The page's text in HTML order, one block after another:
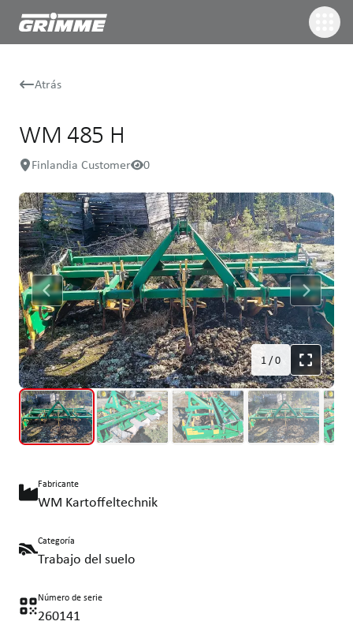
Atrás
WM 485 H
Finlandia Customer 0
1/0
Fabricante
WM Kartoffeltechnik
Categoría
Trabajo del suelo
Número de serie
260141